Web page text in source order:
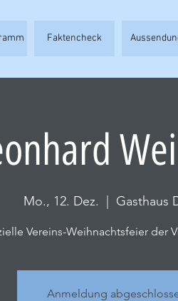
Faktencheck
Mo., 12. Dez. Gasthaus
Vereins-Weihnachtsfeier der
Anmeldung